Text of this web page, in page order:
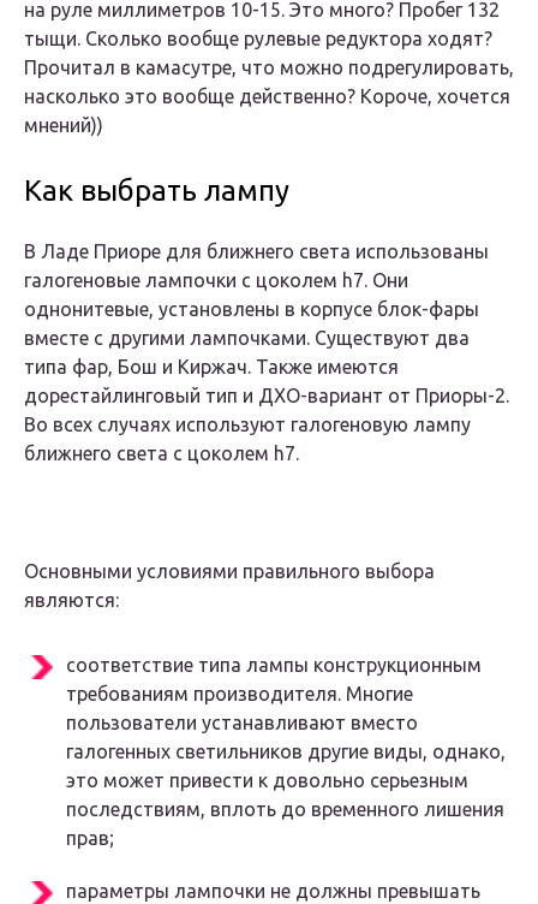
на руле миллиметров 10-15. Это много? Пробег 132
тыщи. Сколько вообще рулевые редуктора ходят?
Прочитал в камасутре, что можно подрегулировать,
насколько это вообще действенно? Короче, хочется
мнений))
Как выбрать лампу
В Ладе Приоре для ближнего света использованы
галогеновые лампочки с цоколем h7. Они
однонитевые, установлены в корпусе блок-фары
вместе с другими лампочками. Существуют два
типа фар, Бош и Киржач. Также имеются
дорестайлинговый тип и ДХО-вариант от Приоры-2.
Во всех случаях используют галогеновую лампу
ближнего света с цоколем h7.
Основными условиями правильного выбора
являются:
соответствие типа лампы конструкционным
требованиям производителя. Многие
пользователи устанавливают вместо
галогенных светильников другие виды, однако,
это может привести к довольно серьезным
последствиям, вплоть до временного лишения
прав;
параметры лампочки не должны превышать